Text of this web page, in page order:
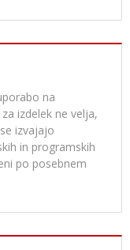
na
izdelek ne velja,
izvajajo
in programskih
po posebnem